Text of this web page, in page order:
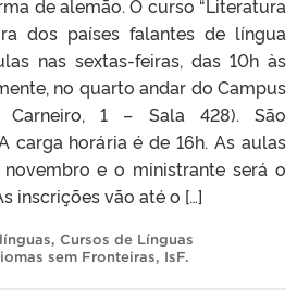
de alemão. O curso “Literatura
dos países falantes de língua
nas sextas-feiras, das 10h às
no quarto andar do Campus
Carneiro, 1 – Sala 428). São
carga horária é de 16h. As aulas
e o ministrante será o
inscrições vão até o […]
, Cursos de Línguas
sem Fronteiras, IsF.